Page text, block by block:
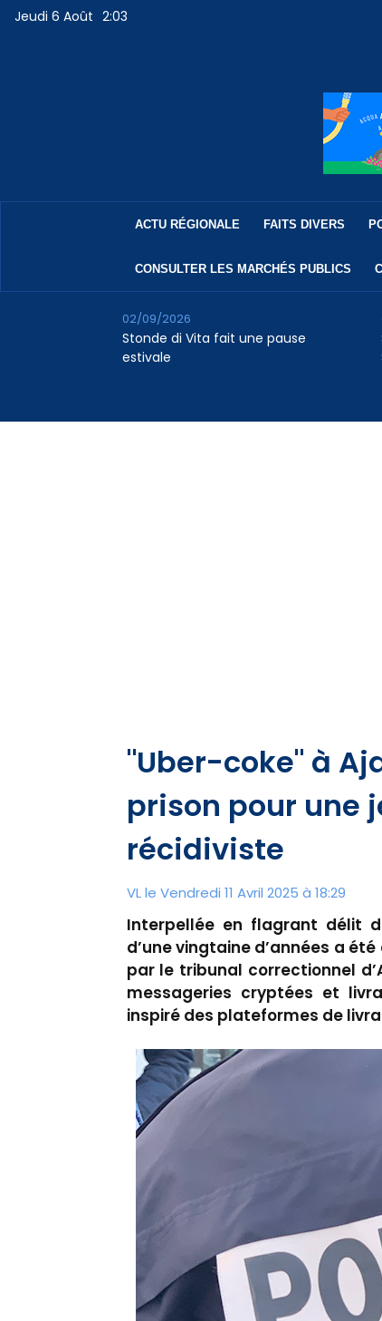
Jeudi 6 Août 2:03
ACTU RÉGIONALE FAITS DIVERS
CONSULTER LES MARCHÉS PUBLICS
Stonde di Vita fait une pause
estivale
02/09/2026
"Uber-coke" à
prison pour une
récidiviste
VL le Vendredi 11 Avril 2025 à 18:29
Interpellée en flagrant délit
d’une vingtaine d’années a
par le tribunal correctionnel
messageries cryptées et
inspiré des plateformes de